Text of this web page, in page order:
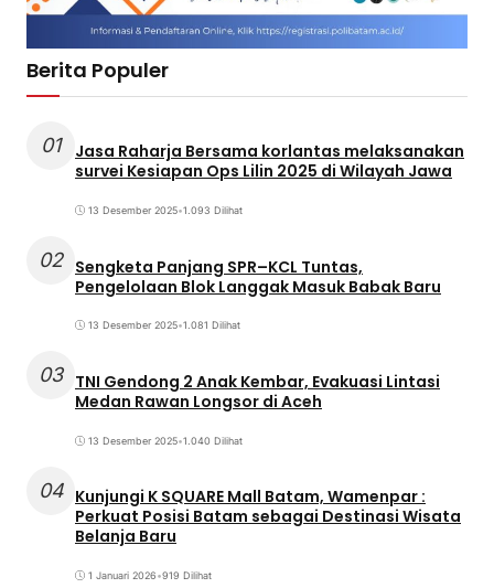
Berita Populer
01
Jasa Raharja Bersama korlantas melaksanakan
survei Kesiapan Ops Lilin 2025 di Wilayah Jawa
13 Desember 2025•1.093 Dilihat
02 Sengketa Panjang SPR–KCL Tuntas,
Pengelolaan Blok Langgak Masuk Babak Baru
13 Desember 2025•1.081 Dilihat
03 TNI Gendong 2 Anak Kembar, Evakuasi Lintasi
Medan Rawan Longsor di Aceh
13 Desember 2025•1.040 Dilihat
04 Kunjungi K SQUARE Mall Batam, Wamenpar :
Perkuat Posisi Batam sebagai Destinasi Wisata
Belanja Baru
1 Januari 2026•919 Dilihat